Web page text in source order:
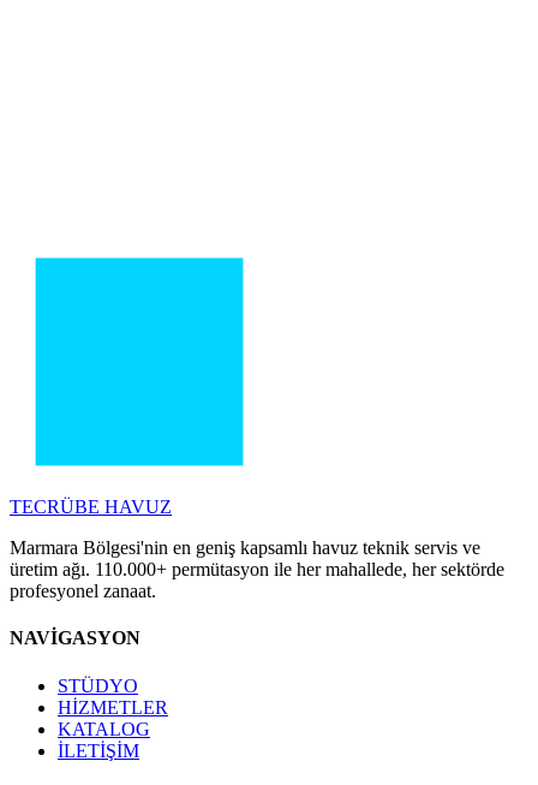
TECRÜBE HAVUZ
Marmara Bölgesi'nin en geniş kapsamlı havuz teknik servis ve
üretim ağı. 110.000+ permütasyon ile her mahallede, her sektörde
profesyonel zanaat.
NAVİGASYON
STÜDYO
HİZMETLER
KATALOG
İLETİŞİM